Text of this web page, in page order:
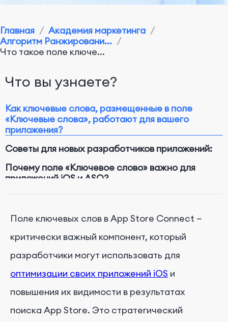
Главная / Академия маркетинга /
Алгоритм Ранжировани... /
Что такое поле ключе...
Что вы узнаете?
Как ключевые слова, размещенные в поле
«Ключевые слова», работают для вашего
приложения?
Советы для новых разработчиков приложений:
Почему поле «Ключевое слово» важно для
приложений iOS и ASO?
Поле ключевых слов в App Store Connect —
критически важный компонент, который
разработчики могут использовать для
оптимизации своих приложений iOS и
повышения их видимости в результатах
поиска App Store. Это стратегический